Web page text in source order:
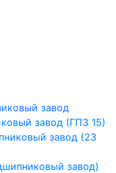
завод
завод (ГПЗ 15)
завод (23
завод)